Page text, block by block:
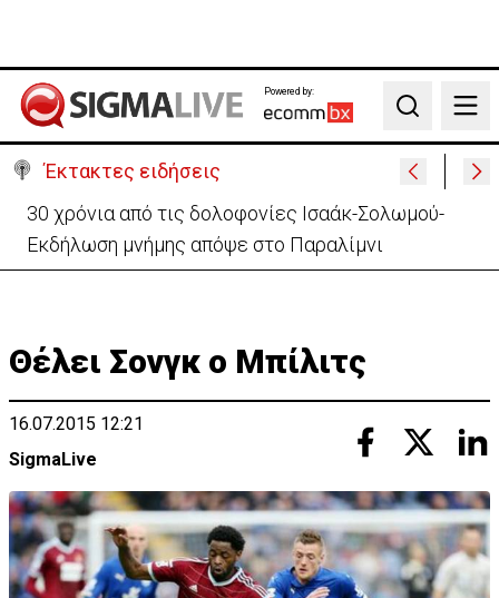
Powered by:
Search
Έκτακτες ειδήσεις
30 χρόνια από τις δολοφονίες Ισαάκ-Σολωμού-
Εκδήλωση μνήμης απόψε στο Παραλίμνι
Θέλει Σονγκ ο Μπίλιτς
16.07.2015 12:21
SigmaLive